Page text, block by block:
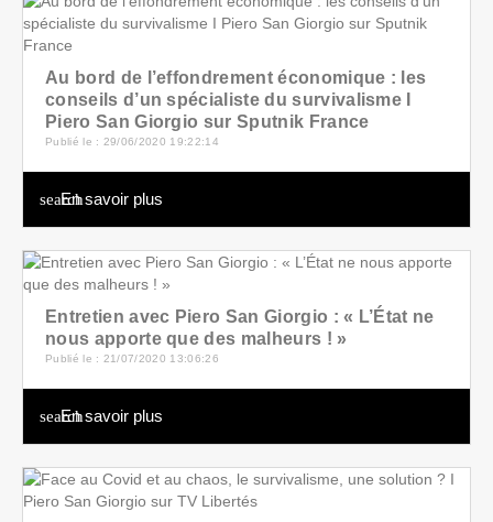
Au bord de l’effondrement économique : les
conseils d’un spécialiste du survivalisme I
Piero San Giorgio sur Sputnik France
Publié le : 29/06/2020 19:22:14
search
En savoir plus
Entretien avec Piero San Giorgio : « L’État ne
nous apporte que des malheurs ! »
Publié le : 21/07/2020 13:06:26
search
En savoir plus